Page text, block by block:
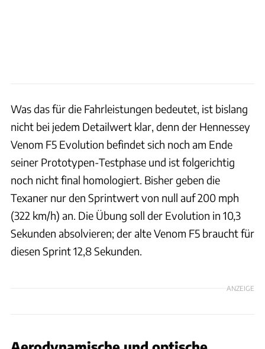
Was das für die Fahrleistungen bedeutet, ist bislang
nicht bei jedem Detailwert klar, denn der Hennessey
Venom F5 Evolution befindet sich noch am Ende
seiner Prototypen-Testphase und ist folgerichtig
noch nicht final homologiert. Bisher geben die
Texaner nur den Sprintwert von null auf 200 mph
(322 km/h) an. Die Übung soll der Evolution in 10,3
Sekunden absolvieren; der alte Venom F5 braucht für
diesen Sprint 12,8 Sekunden.
ANZEIGE